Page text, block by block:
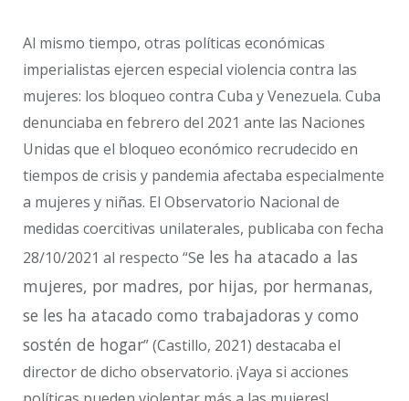
Al mismo tiempo, otras políticas económicas
imperialistas ejercen especial violencia contra las
mujeres: los bloqueo contra Cuba y Venezuela. Cuba
denunciaba en febrero del 2021 ante las Naciones
Unidas que el bloqueo económico recrudecido en
tiempos de crisis y pandemia afectaba especialmente
a mujeres y niñas. El Observatorio Nacional de
medidas coercitivas unilaterales, publicaba con fecha
28/10/2021 al respecto “Se les ha atacado a las
mujeres, por madres, por hijas, por hermanas,
se les ha atacado como trabajadoras y como
sostén de hogar” (Castillo, 2021) destacaba el
director de dicho observatorio. ¡Vaya si acciones